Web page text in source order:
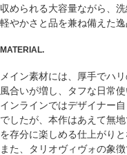
収められる大容量ながら、
軽やかさと品を兼ね備えた逸
MATERIAL.
メイン素材には、厚手でハ
風合いが増し、タフな日常使
インラインではデザイナー
でしたが、本作はあえて無
を存分に楽しめる仕上がりと
また、タリオヴィヴォの象